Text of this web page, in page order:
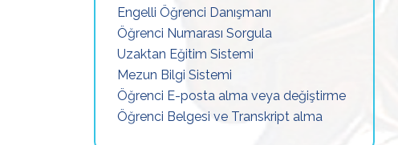
Engelli Öğrenci Danışmanı
Öğrenci Numarası Sorgula
Uzaktan Eğitim Sistemi
Mezun Bilgi Sistemi
Öğrenci E-posta alma veya değiştirme
Öğrenci Belgesi ve Transkript alma